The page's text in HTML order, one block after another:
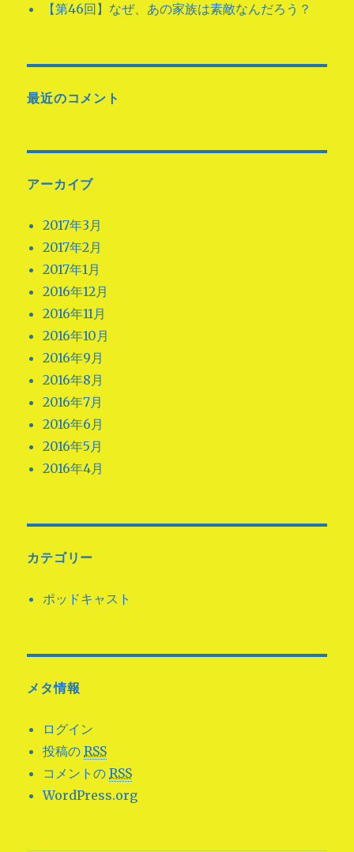
【第46回】なぜ、あの家族は素敵なんだろう？
最近のコメント
アーカイブ
2017年3月
2017年2月
2017年1月
2016年12月
2016年11月
2016年10月
2016年9月
2016年8月
2016年7月
2016年6月
2016年5月
2016年4月
カテゴリー
ポッドキャスト
メタ情報
ログイン
投稿のRSS
コメントのRSS
WordPress.org